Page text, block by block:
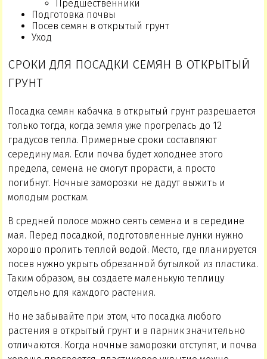
Предшественники
Подготовка почвы
Посев семян в открытый грунт
Уход
СРОКИ ДЛЯ ПОСАДКИ СЕМЯН В ОТКРЫТЫЙ
ГРУНТ
Посадка семян кабачка в открытый грунт разрешается
только тогда, когда земля уже прогрелась до 12
градусов тепла. Примерные сроки составляют
середину мая. Если почва будет холоднее этого
предела, семена не смогут прорасти, а просто
погибнут. Ночные заморозки не дадут выжить и
молодым росткам.
В средней полосе можно сеять семена и в середине
мая. Перед посадкой, подготовленные лунки нужно
хорошо пролить теплой водой. Место, где планируется
посев нужно укрыть обрезанной бутылкой из пластика.
Таким образом, вы создаете маленькую теплицу
отдельно для каждого растения.
Но не забывайте при этом, что посадка любого
растения в открытый грунт и в парник значительно
отличаются. Когда ночные заморозки отступят, и почва